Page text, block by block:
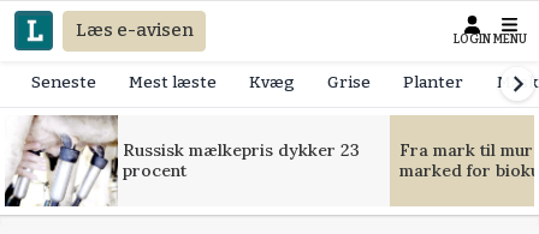
Læs e-avisen LOGIN MENU
Seneste Mest læste Kvæg Grise Planter
Russisk mælkepris dykker 23
procent
Fra mark til
marked for